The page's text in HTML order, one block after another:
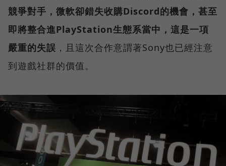
競爭對手，微軟卻錯失收購Discord的機會，甚至
即將整合進PlayStation生態系當中，這是一項
嚴重的失誤 ，且這次合作意謂著Sony也已經注意
到遊戲社群的價值。